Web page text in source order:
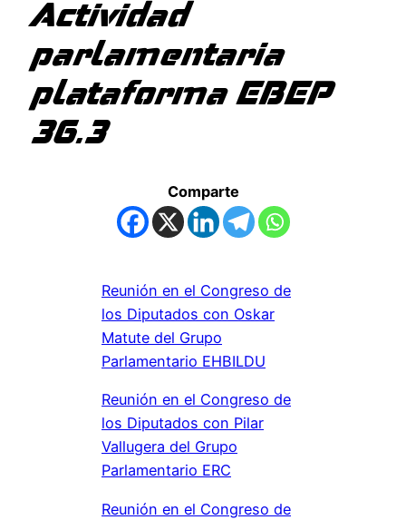
Actividad
parlamentaria
plataforma EBEP
36.3
Comparte
Reunión en el Congreso de
los Diputados con Oskar
Matute del Grupo
Parlamentario EHBILDU
Reunión en el Congreso de
los Diputados con Pilar
Vallugera del Grupo
Parlamentario ERC
Reunión en el Congreso de